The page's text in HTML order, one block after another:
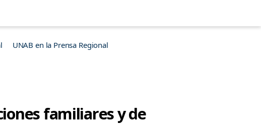
UNAB en la Prensa Regional
familiares y de